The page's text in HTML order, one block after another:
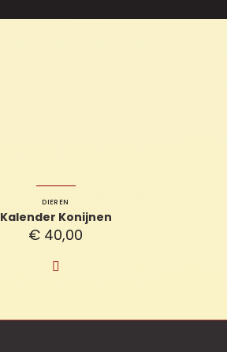
DIEREN
Kalender Konijnen
€ 40,00
